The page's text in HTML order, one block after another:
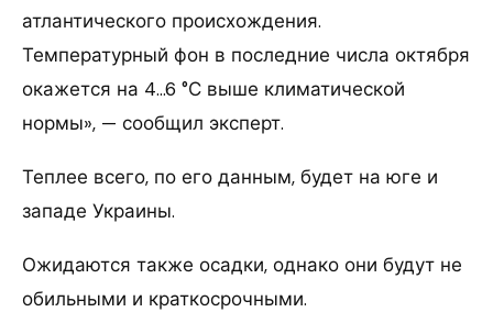
атлантического происхождения.
Температурный фон в последние числа октября
окажется на 4…6 °С выше климатической
нормы», — сообщил эксперт.
Теплее всего, по его данным, будет на юге и
западе Украины.
Ожидаются также осадки, однако они будут не
обильными и краткосрочными.